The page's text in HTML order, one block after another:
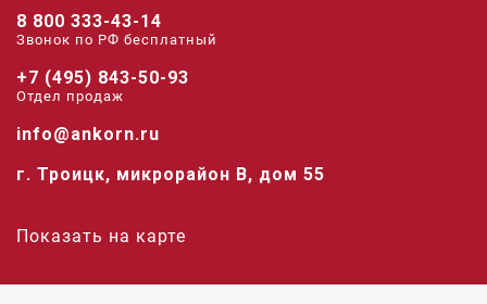
8 800 333-43-14
Звонок по РФ беcплатный
+7 (495) 843-50-93
Отдел продаж
info@ankorn.ru
г. Троицк, микрорайон В, дом 55
Показать на карте